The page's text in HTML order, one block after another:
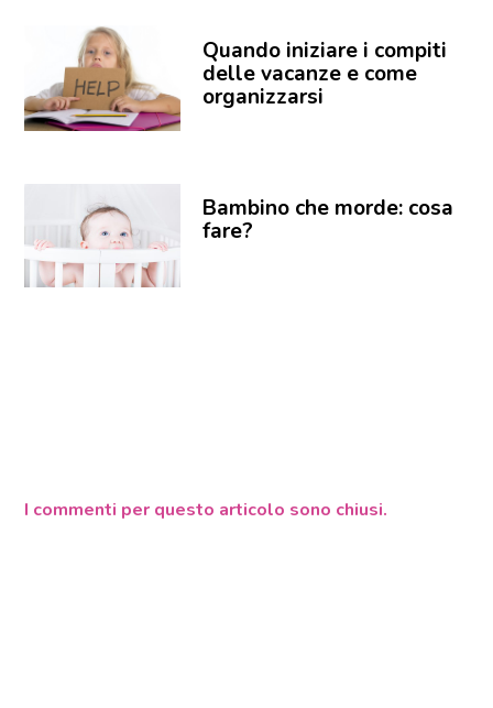
Quando iniziare i compiti
delle vacanze e come
organizzarsi
Bambino che morde: cosa
fare?
I commenti per questo articolo sono chiusi.